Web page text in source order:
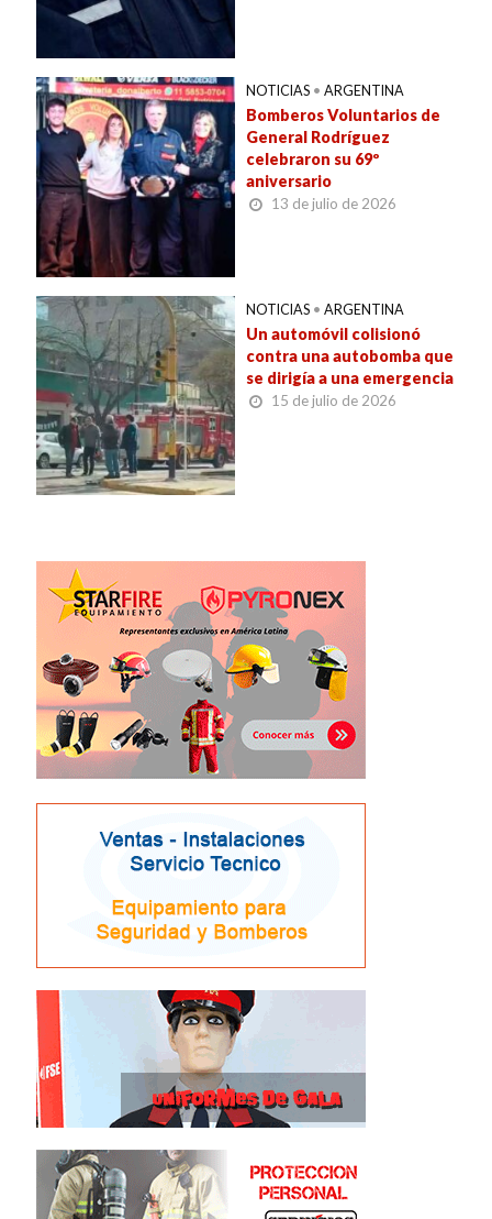
NOTICIAS • ARGENTINA
Bomberos Voluntarios de
General Rodríguez
celebraron su 69º
aniversario
13 de julio de 2026
NOTICIAS • ARGENTINA
Un automóvil colisionó
contra una autobomba que
se dirigía a una emergencia
15 de julio de 2026